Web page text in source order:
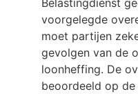
voorgelegde
moet partijen
gevolgen van de
loonheffing. De
beoordeeld op